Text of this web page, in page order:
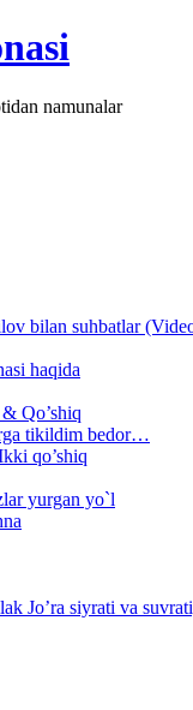
namunalar
bilan suhbatlar
haqida
Qo’shiq
tikildim bedor…
qo’shiq
yurgan yo`l
Jo’ra siyrati va